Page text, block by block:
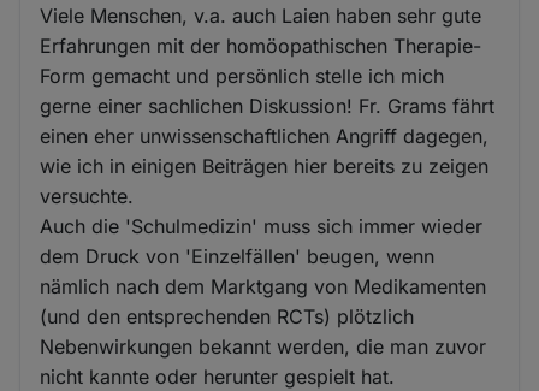
Viele Menschen, v.a. auch Laien haben sehr gute
Erfahrungen mit der homöopathischen Therapie-
Form gemacht und persönlich stelle ich mich
gerne einer sachlichen Diskussion! Fr. Grams fährt
einen eher unwissenschaftlichen Angriff dagegen,
wie ich in einigen Beiträgen hier bereits zu zeigen
versuchte.
Auch die 'Schulmedizin' muss sich immer wieder
dem Druck von 'Einzelfällen' beugen, wenn
nämlich nach dem Marktgang von Medikamenten
(und den entsprechenden RCTs) plötzlich
Nebenwirkungen bekannt werden, die man zuvor
nicht kannte oder herunter gespielt hat.